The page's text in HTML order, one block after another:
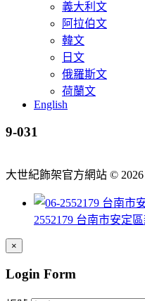
義大利文
阿拉伯文
韓文
日文
俄羅斯文
荷蘭文
English
9-031
大世紀飾架官方網站 © 2026
2552179 台南市安定
×
Login Form